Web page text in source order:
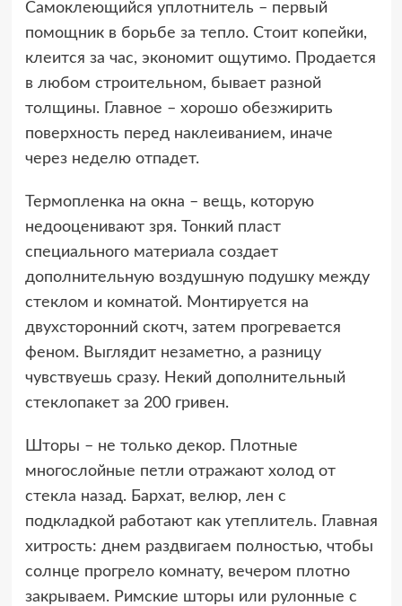
Самоклеющийся уплотнитель – первый
помощник в борьбе за тепло. Стоит копейки,
клеится за час, экономит ощутимо. Продается
в любом строительном, бывает разной
толщины. Главное – хорошо обезжирить
поверхность перед наклеиванием, иначе
через неделю отпадет.
Термопленка на окна – вещь, которую
недооценивают зря. Тонкий пласт
специального материала создает
дополнительную воздушную подушку между
стеклом и комнатой. Монтируется на
двухсторонний скотч, затем прогревается
феном. Выглядит незаметно, а разницу
чувствуешь сразу. Некий дополнительный
стеклопакет за 200 гривен.
Шторы – не только декор. Плотные
многослойные петли отражают холод от
стекла назад. Бархат, велюр, лен с
подкладкой работают как утеплитель. Главная
хитрость: днем ​​раздвигаем полностью, чтобы
солнце прогрело комнату, вечером плотно
закрываем. Римские шторы или рулонные с